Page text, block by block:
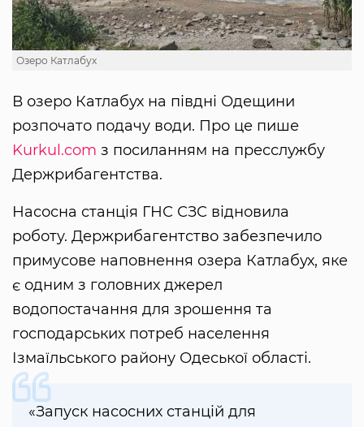
Озеро Катлабух
В озеро Катлабух на півдні Одещини
розпочато подачу води. Про це пише
Kurkul.com з посиланням на пресслужбу
Держрибагентства.
Насосна станція ГНС СЗС відновила
роботу. Держрибагентство забезпечило
примусове наповнення озера Катлабух, яке
є одним з головних джерел
водопостачання для зрошення та
господарських потреб населення
Ізмаїльського району Одеської області.
«Запуск насосних станцій для